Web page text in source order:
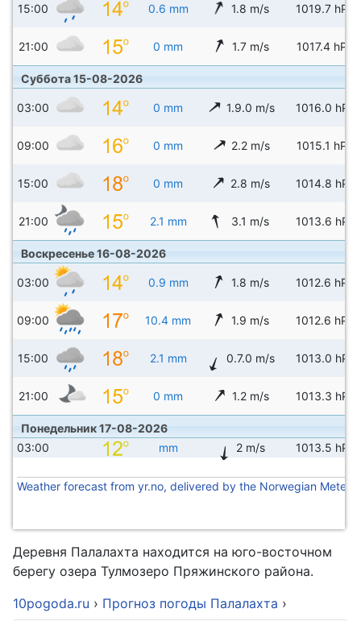
15:00 0.6 mm 1.8 m/s 1019.7 hPa
21:00 0 mm 1.7 m/s 1017.4 hPa
Суббота 15-08-2026
03:00 0 mm 1.9.0 m/s 1016.0 hPa
09:00 0 mm 2.2 m/s 1015.1 hPa
15:00 0 mm 2.8 m/s 1014.8 hPa
21:00 2.1 mm 3.1 m/s 1013.6 hPa
Воскресенье 16-08-2026
03:00 0.9 mm 1.8 m/s 1012.6 hPa
09:00 10.4 mm 1.9 m/s 1012.6 hPa
15:00 2.1 mm 0.7.0 m/s 1013.0 hPa
21:00 0 mm 1.2 m/s 1013.3 hPa
Понедельник 17-08-2026
03:00
mm 2 m/s 1013.5 hPa
Weather forecast from yr.no, delivered by the Norwegian
Деревня Палалахта находится на юго-восточном
берегу озера Тулмозеро Пряжинского района.
10pogoda.ru › Прогноз погоды Палалахта ›